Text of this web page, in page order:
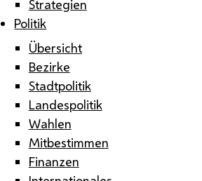
Strategien
Politik
Übersicht
Bezirke
Stadtpolitik
Landespolitik
Wahlen
Mitbestimmen
Finanzen